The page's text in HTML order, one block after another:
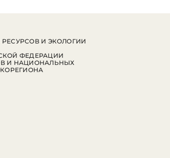
И ЭКОЛОГИИ
ФЕДЕРАЦИИ
И НАЦИОНАЛЬНЫХ